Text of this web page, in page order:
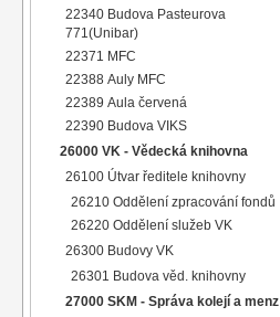
22340 Budova Pasteurova
771(Unibar)
22371 MFC
22388 Auly MFC
22389 Aula červená
22390 Budova VIKS
26000 VK - Vědecká knihovna
26100 Útvar ředitele knihovny
26210 Oddělení zpracování fondů
26220 Oddělení služeb VK
26300 Budovy VK
26301 Budova věd. knihovny
27000 SKM - Správa kolejí a menz